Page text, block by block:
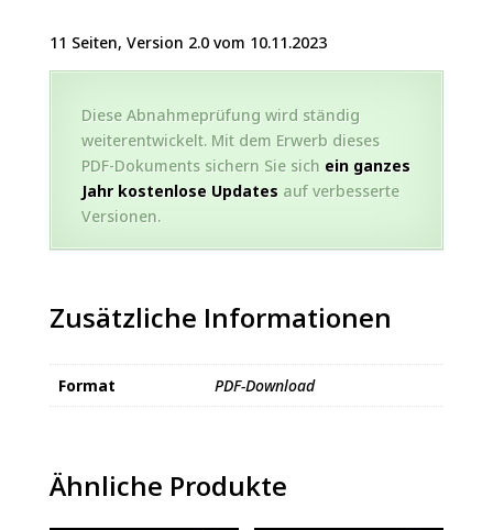
11 Seiten, Version 2.0 vom 10.11.2023
Diese Abnahmeprüfung wird ständig
weiterentwickelt. Mit dem Erwerb dieses
PDF-Dokuments sichern Sie sich ein ganzes
Jahr kostenlose Updatesauf verbesserte
Versionen.
Zusätzliche Informationen
Format PDF-Download
Ähnliche Produkte